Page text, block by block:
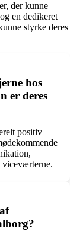
der kunne
en dedikeret
styrke deres
hos
er deres
positiv
viceværterne.